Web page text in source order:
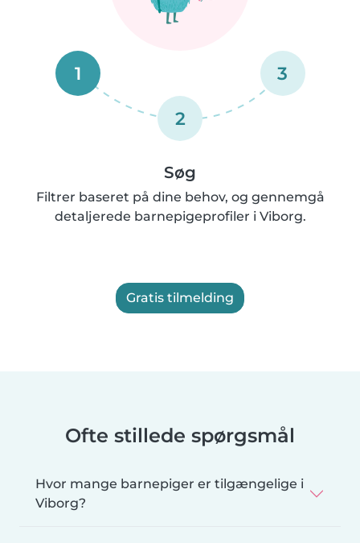
1
2
3
Søg
Filtrer baseret på dine behov, og gennemgå
detaljerede barnepigeprofiler i Viborg.
Gratis tilmelding
Ofte stillede spørgsmål
Hvor mange barnepiger er tilgængelige i
Viborg?